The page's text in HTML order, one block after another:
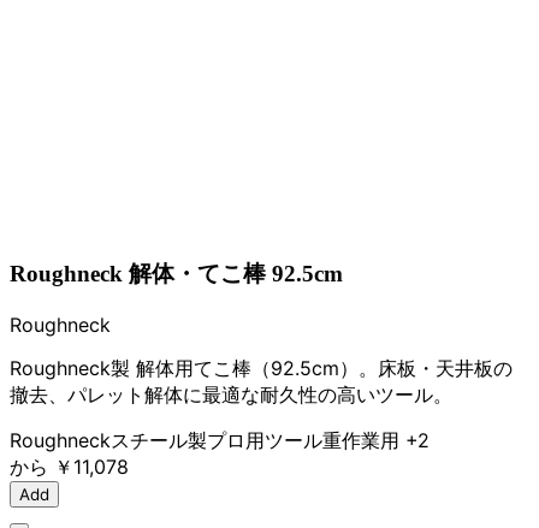
Roughneck 解体・てこ棒 92.5cm
Roughneck
Roughneck製 解体用てこ棒（92.5cm）。床板・天井板の
撤去、パレット解体に最適な耐久性の高いツール。
Roughneckスチール製プロ用ツール重作業用 +2
から ￥11,078
Add